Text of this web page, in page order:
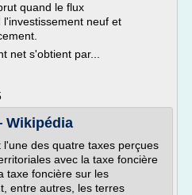
quand le flux
neuf et
net s'obtient par...
Wikipédia
des quatre taxes perçues
avec la taxe foncière
taxe foncière sur les
entre autres, les terres